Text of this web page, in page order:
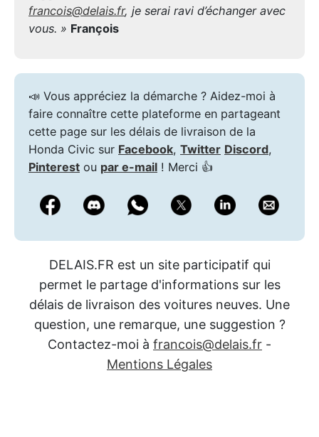
francois@delais.fr, je serai ravi d’échanger avec
vous. » François
📣 Vous appréciez la démarche ? Aidez-moi à
faire connaître cette plateforme en partageant
cette page sur les délais de livraison de la
Honda Civic sur Facebook, Twitter Discord,
Pinterest ou par e-mail ! Merci 👍
DELAIS.FR est un site participatif qui
permet le partage d'informations sur les
délais de livraison des voitures neuves. Une
question, une remarque, une suggestion ?
Contactez-moi à francois@delais.fr -
Mentions Légales